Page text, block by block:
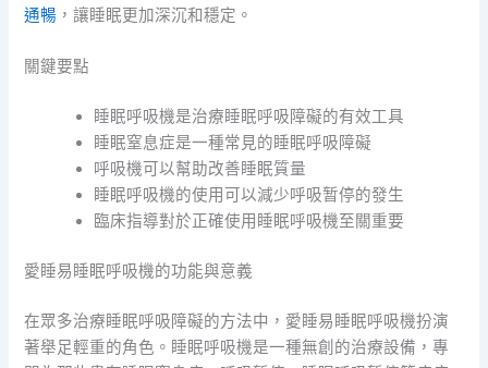
通暢 ，讓睡眠更加深沉和穩定。
關鍵要點
睡眠呼吸機是治療睡眠呼吸障礙的有效工具
睡眠窒息症是一種常見的睡眠呼吸障礙
呼吸機可以幫助改善睡眠質量
睡眠呼吸機的使用可以減少呼吸暂停的發生
臨床指導對於正確使用睡眠呼吸機至關重要
愛睡易睡眠呼吸機的功能與意義
在眾多治療睡眠呼吸障礙的方法中，愛睡易睡眠呼吸機扮演
著舉足輕重的角色。睡眠呼吸機是一種無創的治療設備，專